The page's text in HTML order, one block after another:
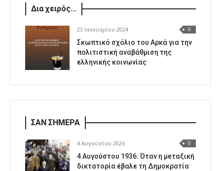
Δια χειρός...
23 Ιανουαρίου 2024 0
Σκωπτικό σχόλιο του Αρκά για την
πολιτιστική αναβάθμιση της
ελληνικής κοινωνίας
ΣΑΝ ΣΗΜΕΡΑ
4 Αυγούστου 2026 0
4 Αυγούστου 1936: Όταν η μεταξική
δικτατορία έβαλε τη Δημοκρατία